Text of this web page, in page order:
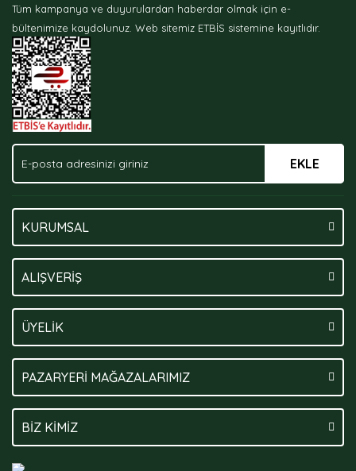
Ürün bilgilerinde hatalar bulunuyor.
Ürün fiyatı diğer sitelerden daha pahalı.
Bu ürüne benzer farklı alternatifler olmalı.
Tüm kampanya ve duyurulardan haberdar olmak için e-
bültenimize kaydolunuz. Web sitemiz ETBİS sistemine kayıtlıdır.
EKLE
KURUMSAL
ALIŞVERİŞ
ÜYELİK
PAZARYERİ MAĞAZALARIMIZ
BİZ KİMİZ